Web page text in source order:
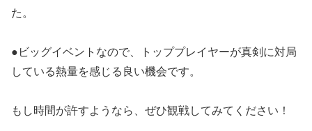
た。
●ビッグイベントなので、トッププレイヤーが真剣に対局
している熱量を感じる良い機会です。
もし時間が許すようなら、ぜひ観戦してみてください！